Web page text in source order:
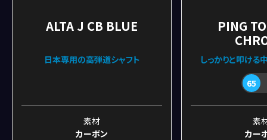
ALTA J CB BLUE
日本専用の高弾道シャフト
素材
カーボン
PING
しっかりと叩ける
65
素
カー